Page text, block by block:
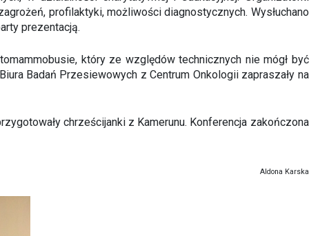
profilaktyki, możliwości diagnostycznych. Wysłuchano
prezentacją.
który ze względów technicznych nie mógł być
Badań Przesiewowych z Centrum Onkologii zapraszały na
chrześcijanki z Kamerunu. Konferencja zakończona
Aldona Karska